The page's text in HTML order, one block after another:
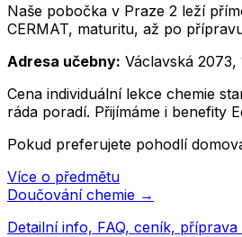
Naše pobočka v Praze 2 leží
CERMAT, maturitu, až po
Adresa učebny: Václavská 2073,
Cena individuální lekce chemie
ráda poradí. Přijímáme i benefity
Pokud preferujete pohodlí
Více o předmětu
Doučování chemie →
Detailní info, FAQ, ceník,